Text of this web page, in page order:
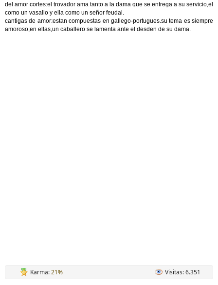
del amor cortes:el trovador ama tanto a la dama que se entrega a su servicio,el
como un vasallo y ella como un señor feudal.
cantigas de amor:estan compuestas en gallego-portugues.su tema es siempre
amoroso;en ellas,un caballero se lamenta ante el desden de su dama.
Karma:21% Visitas: 6.351